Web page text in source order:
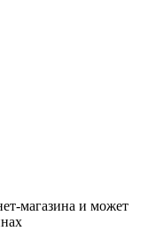
магазина и может